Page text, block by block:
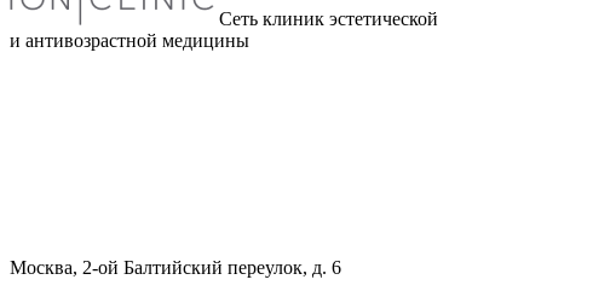
Сеть клиник эстетической
и антивозрастной медицины
Москва, 2-ой Балтийский переулок, д. 6